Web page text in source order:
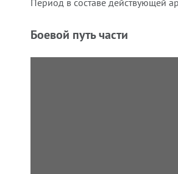
Период в составе действующей
Боевой путь части